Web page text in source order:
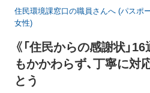
住民環境課窓口の職員さんへ (パスポ
女性)
《「住民からの感謝状」
もかかわらず、丁寧に対
とう